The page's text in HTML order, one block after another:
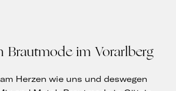
im Vorarlberg
Herzen wie uns und deswegen